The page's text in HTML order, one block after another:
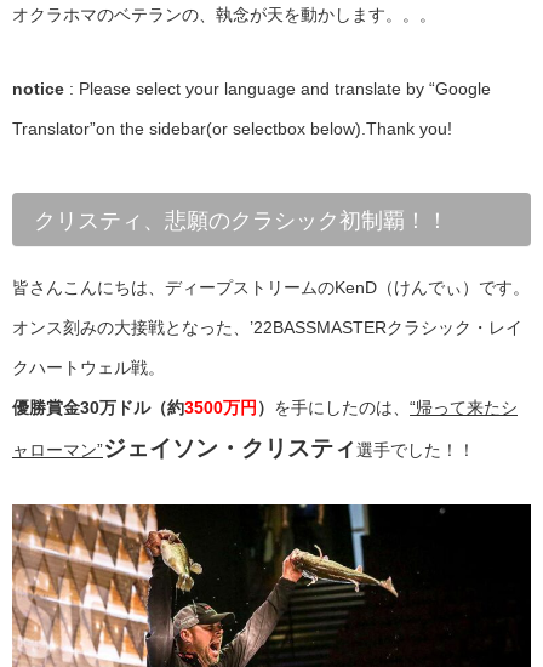
オクラホマのベテランの、執念が天を動かします。。。
notice : Please select your language and translate by “Google
Translator”on the sidebar(or selectbox below).Thank you!
クリスティ、悲願のクラシック初制覇！！
皆さんこんにちは、ディープストリームのKenD（けんでぃ）です。
オンス刻みの大接戦となった、’22BASSMASTERクラシック・レイ
クハートウェル戦。
優勝賞金30万ドル（約3500万円 ） を手にしたのは、 “帰って来たシ
ャローマン”ジェイソン・クリスティ選手でした！！